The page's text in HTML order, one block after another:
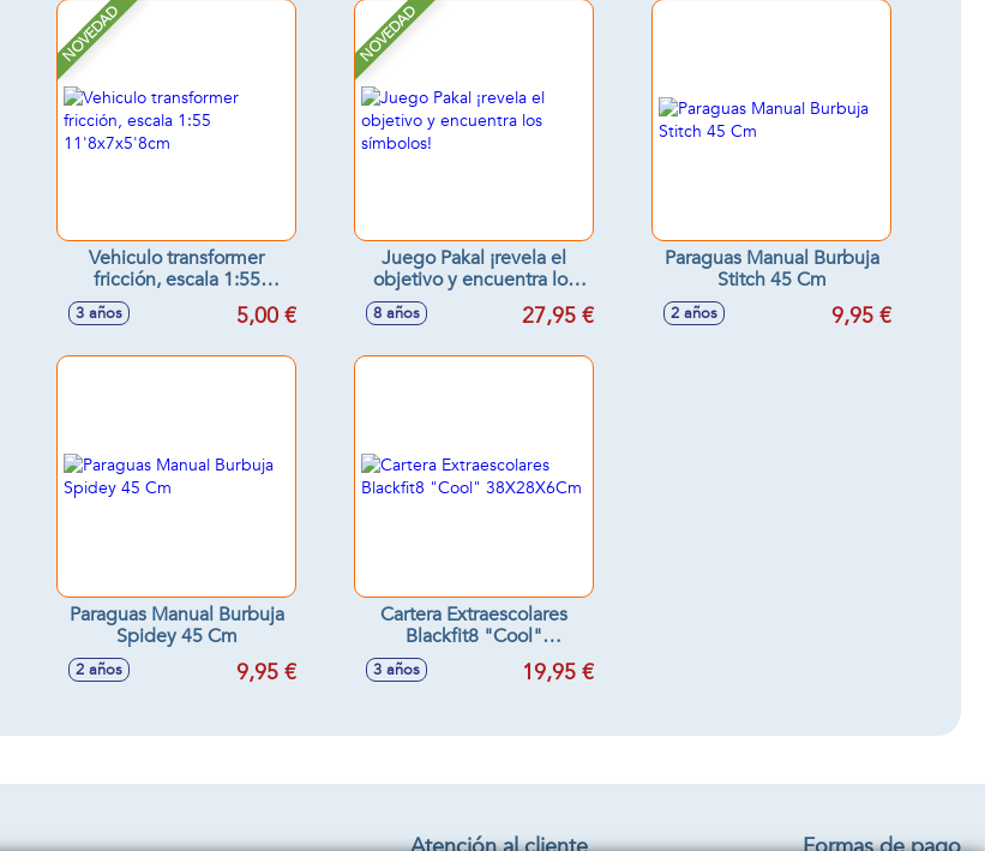
NOVEDAD
Vehiculo transformer
fricción, escala 1:55
11'8x7x5'8cm
3 años 5,00 €
NOVEDAD
Juego Pakal ¡revela el
objetivo y encuentra los
8 años 27,95 €
Paraguas Manual Burbuja
Stitch 45 Cm
2 años 9,95 €
Paraguas Manual Burbuja
Spidey 45 Cm
2 años 9,95 €
Cartera Extraescolares
Blackfit8 "Cool"
38X28X6Cm
3 años 19,95 €